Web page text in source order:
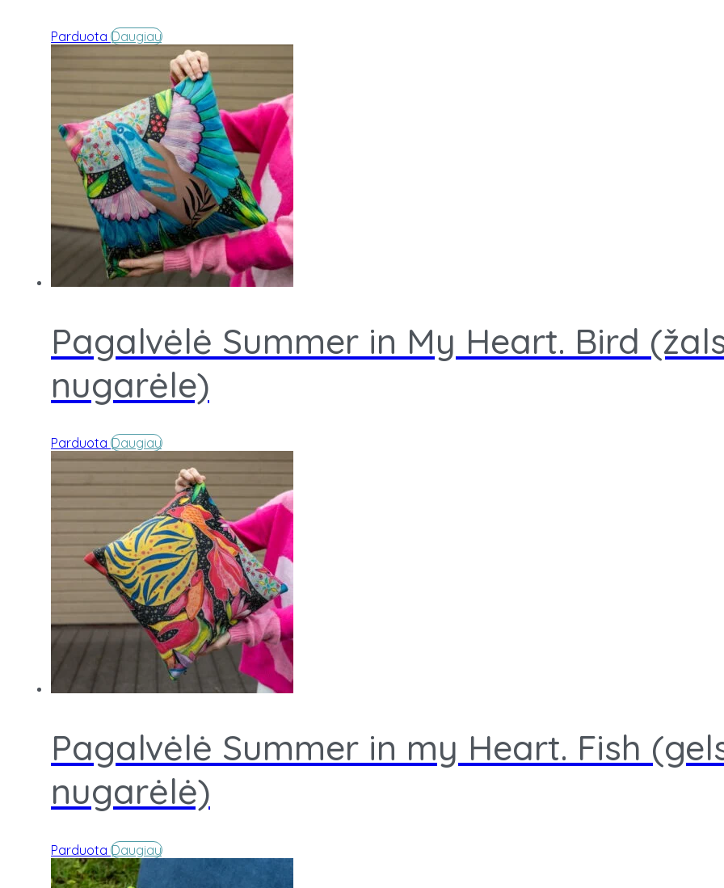
Parduota Daugiau
Pagalvėlė Summer in My Heart. Bird
nugarėle)
Parduota Daugiau
Pagalvėlė Summer in my Heart. Fish
nugarėlė)
Parduota Daugiau